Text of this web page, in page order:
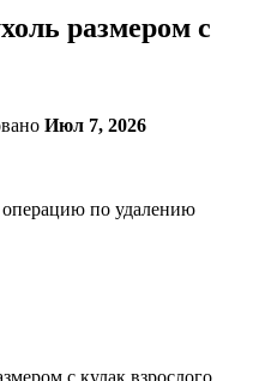
размером с
Июл 7, 2026
по удалению
с кулак взрослого